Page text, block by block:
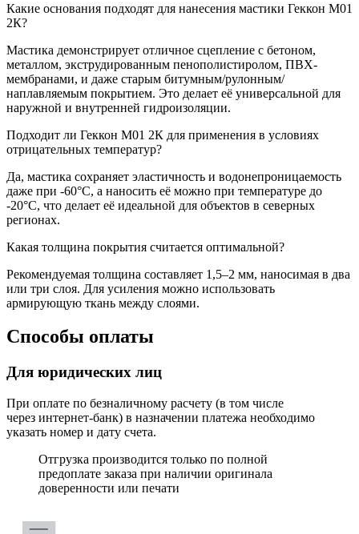
Какие основания подходят для нанесения мастики Геккон М01
2К?
Мастика демонстрирует отличное сцепление с бетоном,
металлом, экструдированным пенополистиролом, ПВХ-
мембранами, и даже старым битумным/рулонным/
наплавляемым покрытием. Это делает её универсальной для
наружной и внутренней гидроизоляции.
Подходит ли Геккон М01 2К для применения в условиях
отрицательных температур?
Да, мастика сохраняет эластичность и водонепроницаемость
даже при -60°С, а наносить её можно при температуре до
-20°С, что делает её идеальной для объектов в северных
регионах.
Какая толщина покрытия считается оптимальной?
Рекомендуемая толщина составляет 1,5–2 мм, наносимая в два
или три слоя. Для усиления можно использовать
армирующую ткань между слоями.
Способы оплаты
Для юридических лиц
При оплате по безналичному расчету (в том числе
через интернет-банк) в назначении платежа необходимо
указать номер и дату счета.
Отгрузка производится только по полной
предоплате заказа при наличии оригинала
доверенности или печати